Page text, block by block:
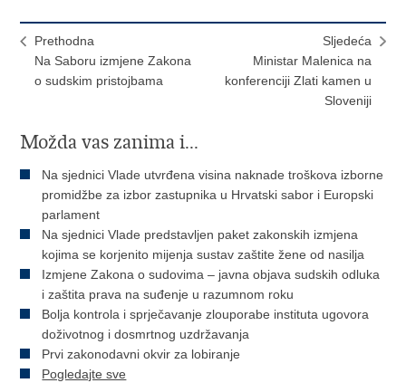
Prethodna
Na Saboru izmjene Zakona
o sudskim pristojbama
Sljedeća
Ministar Malenica na
konferenciji Zlati kamen u
Sloveniji
Možda vas zanima i...
Na sjednici Vlade utvrđena visina naknade troškova izborne
promidžbe za izbor zastupnika u Hrvatski sabor i Europski
parlament
Na sjednici Vlade predstavljen paket zakonskih izmjena
kojima se korjenito mijenja sustav zaštite žene od nasilja
Izmjene Zakona o sudovima – javna objava sudskih odluka
i zaštita prava na suđenje u razumnom roku
Bolja kontrola i sprječavanje zlouporabe instituta ugovora
doživotnog i dosmrtnog uzdržavanja
Prvi zakonodavni okvir za lobiranje
Pogledajte sve